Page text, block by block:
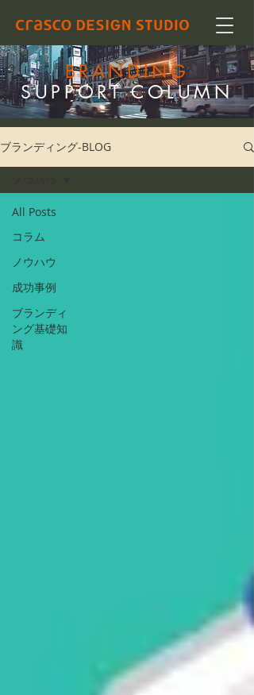
BRANDING
SUPPORT COLUMN
ブランディング-BLOG
All Posts
コラム
ノウハウ
成功事例
ブランディ
ング基礎知
識